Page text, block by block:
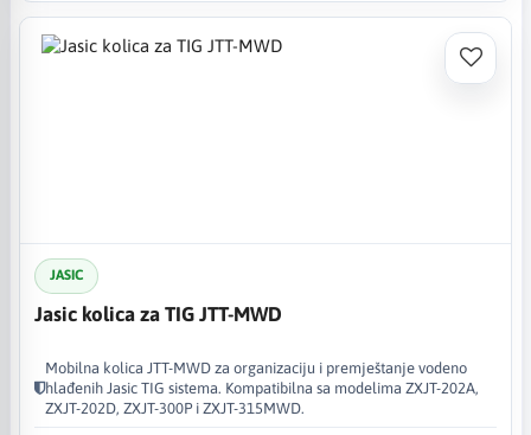
JASIC
Jasic kolica za TIG JTT-MWD
Mobilna kolica JTT-MWD za organizaciju i premještanje vodeno
hlađenih Jasic TIG sistema. Kompatibilna sa modelima ZXJT-202A,
ZXJT-202D, ZXJT-300P i ZXJT-315MWD.